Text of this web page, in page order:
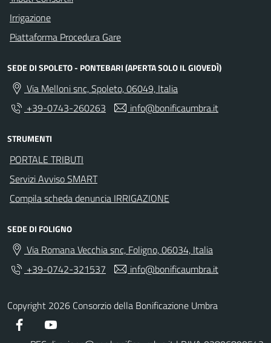
Irrigazione
Piattaforma Procedura Gare
SEDE DI SPOLETO - PONTEBARI (APERTA SOLO IL GIOVEDÌ)
Via Melloni snc, Spoleto, 06049, Italia
+39-0743-260263
info@bonificaumbra.it
STRUMENTI
PORTALE TRIBUTI
Servizi Avviso SMART
Compila scheda denuncia IRRIGAZIONE
SEDE DI FOLIGNO
Via Romana Vecchia snc, Foligno, 06034, Italia
+39-0742-321537
info@bonificaumbra.it
Copyright 2026 Consorzio della Bonificazione Umbra
Facebook